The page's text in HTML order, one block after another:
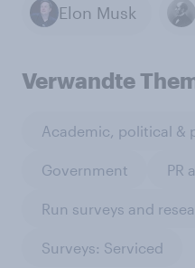
Elon Musk
Verwandte
Academic, political &
Government PR
Run surveys and
Surveys: Serviced